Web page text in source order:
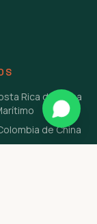
Rica de China
de China